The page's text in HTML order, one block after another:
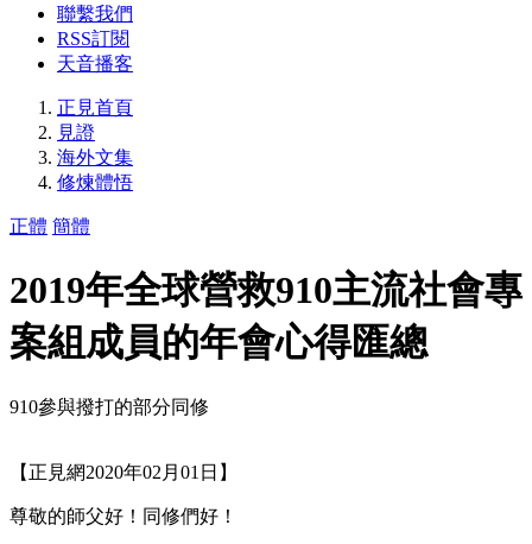
聯繫我們
RSS訂閱
天音播客
正見首頁
見證
海外文集
修煉體悟
正體 簡體
2019年全球營救910主流社會專
案組成員的年會心得匯總
910參與撥打的部分同修
【正見網2020年02月01日】
尊敬的師父好！同修們好！